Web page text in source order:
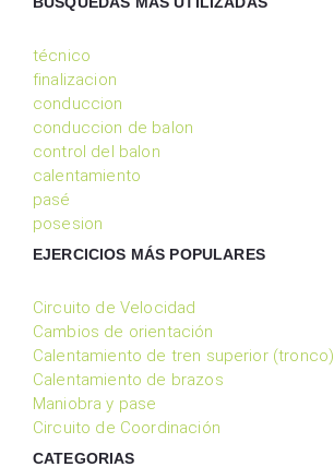
técnico
finalizacion
conduccion
conduccion de balon
control del balon
calentamiento
pasé
posesion
EJERCICIOS MÁS POPULARES
Circuito de Velocidad
Cambios de orientación
Calentamiento de tren superior (tronco)
Calentamiento de brazos
Maniobra y pase
Circuito de Coordinación
CATEGORIAS